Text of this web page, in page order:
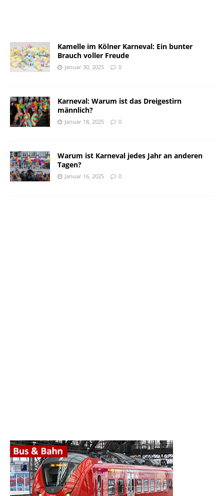
Kamelle im Kölner Karneval: Ein bunter
Brauch voller Freude
Januar 30, 2025 0
Karneval: Warum ist das Dreigestirn
männlich?
Januar 18, 2025 0
Warum ist Karneval jedes Jahr an anderen
Tagen?
Januar 16, 2025 0